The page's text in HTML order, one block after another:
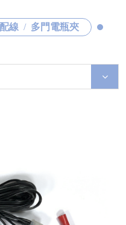
線 多門電瓶夾